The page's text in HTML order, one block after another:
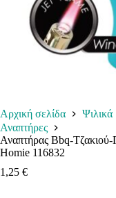
Αρχική σελίδα Ψιλικά
Αναπτήρες
Αναπτήρας Bbq-Τζακιού-
Homie 116832
1,25 €